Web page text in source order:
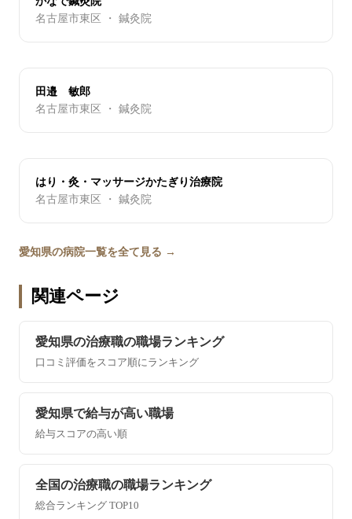
名古屋市東区 ・ 鍼灸院
田邉 敏郎
名古屋市東区 ・ 鍼灸院
はり・灸・マッサージかたぎり治療院
名古屋市東区 ・ 鍼灸院
愛知県の病院一覧を全て見る →
関連ページ
愛知県の治療職の職場ランキング
口コミ評価をスコア順にランキング
愛知県で給与が高い職場
給与スコアの高い順
全国の治療職の職場ランキング
総合ランキング TOP10